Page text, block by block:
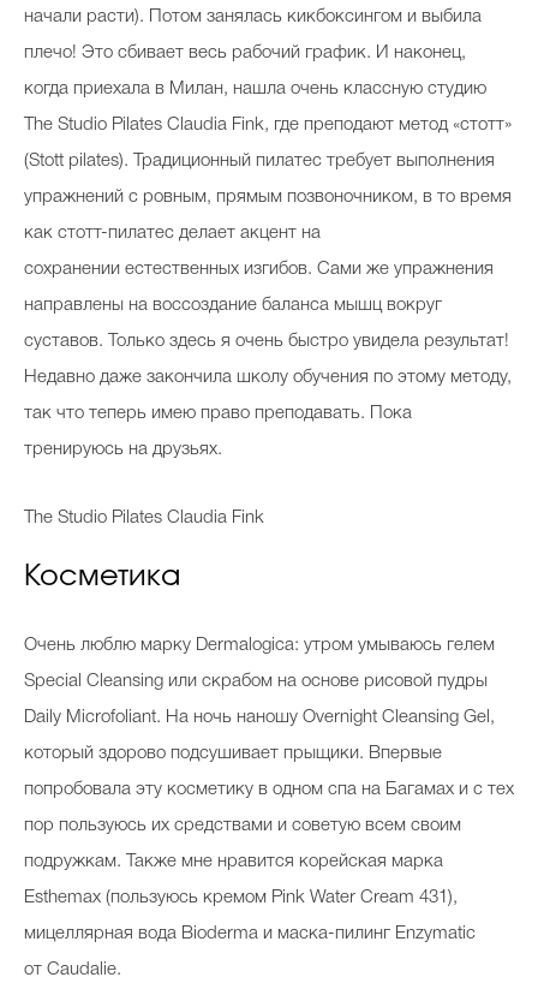
начали расти). Потом занялась кикбоксингом и выбила
плечо! Это сбивает весь рабочий график. И наконец,
когда приехала в Милан, нашла очень классную студию
The Studio Pilates Claudia Fink, где преподают метод «стотт»
(Stott pilates). Традиционный пилатес требует выполнения
упражнений с ровным, прямым позвоночником, в то время
как стотт-пилатес делает акцент на
сохранении естественных изгибов. Сами же упражнения
направлены на воссоздание баланса мышц вокруг
суставов. Только здесь я очень быстро увидела результат!
Недавно даже закончила школу обучения по этому методу,
так что теперь имею право преподавать. Пока
тренируюсь на друзьях.
The Studio Pilates Claudia Fink
Косметика
Очень люблю марку Dermalogica: утром умываюсь гелем
Special Cleansing или скрабом на основе рисовой пудры
Daily Microfoliant. На ночь наношу Overnight Cleansing Gel,
который здорово подсушивает прыщики. Впервые
попробовала эту косметику в одном спа на Багамах и с тех
пор пользуюсь их средствами и советую всем своим
подружкам. Также мне нравится корейская марка
Esthemax (пользуюсь кремом Pink Water Cream 431),
мицеллярная вода Bioderma и маска-пилинг Enzymatic
от Caudalie.